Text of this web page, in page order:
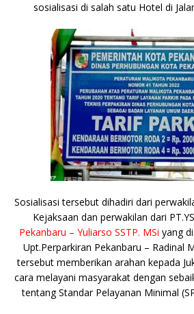
sosialisasi di salah satu Hotel di
Sosialisasi tersebut dihadiri dari
Kejaksaan dan perwakilan dari
Pekanbaru – Yuliarso SSTP. MSi yang
Upt.Perparkiran Pekanbaru – Radinal
tersebut memberikan arahan kepada
cara melayani masyarakat dengan
tentang Standar Pelayanan Minimal